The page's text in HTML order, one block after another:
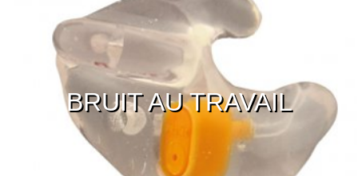
BRUIT AU TRAVAIL